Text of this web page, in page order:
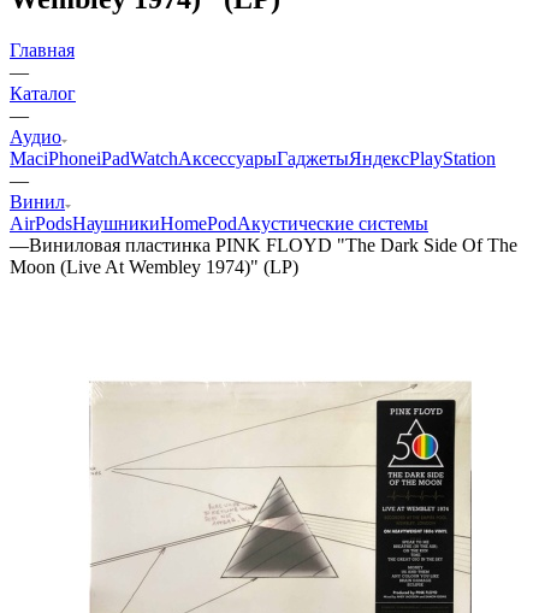
Главная
—
Каталог
—
Аудио
MaciPhoneiPadWatchАксессуарыГаджетыЯндексPlayStation
—
Винил
AirPodsНаушникиHomePodАкустические системы
—Виниловая пластинка PINK FLOYD "The Dark Side Of The
Moon (Live At Wembley 1974)" (LP)